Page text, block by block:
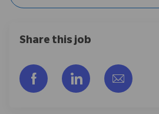
Share this job
Share via Facebook
Share viaShare